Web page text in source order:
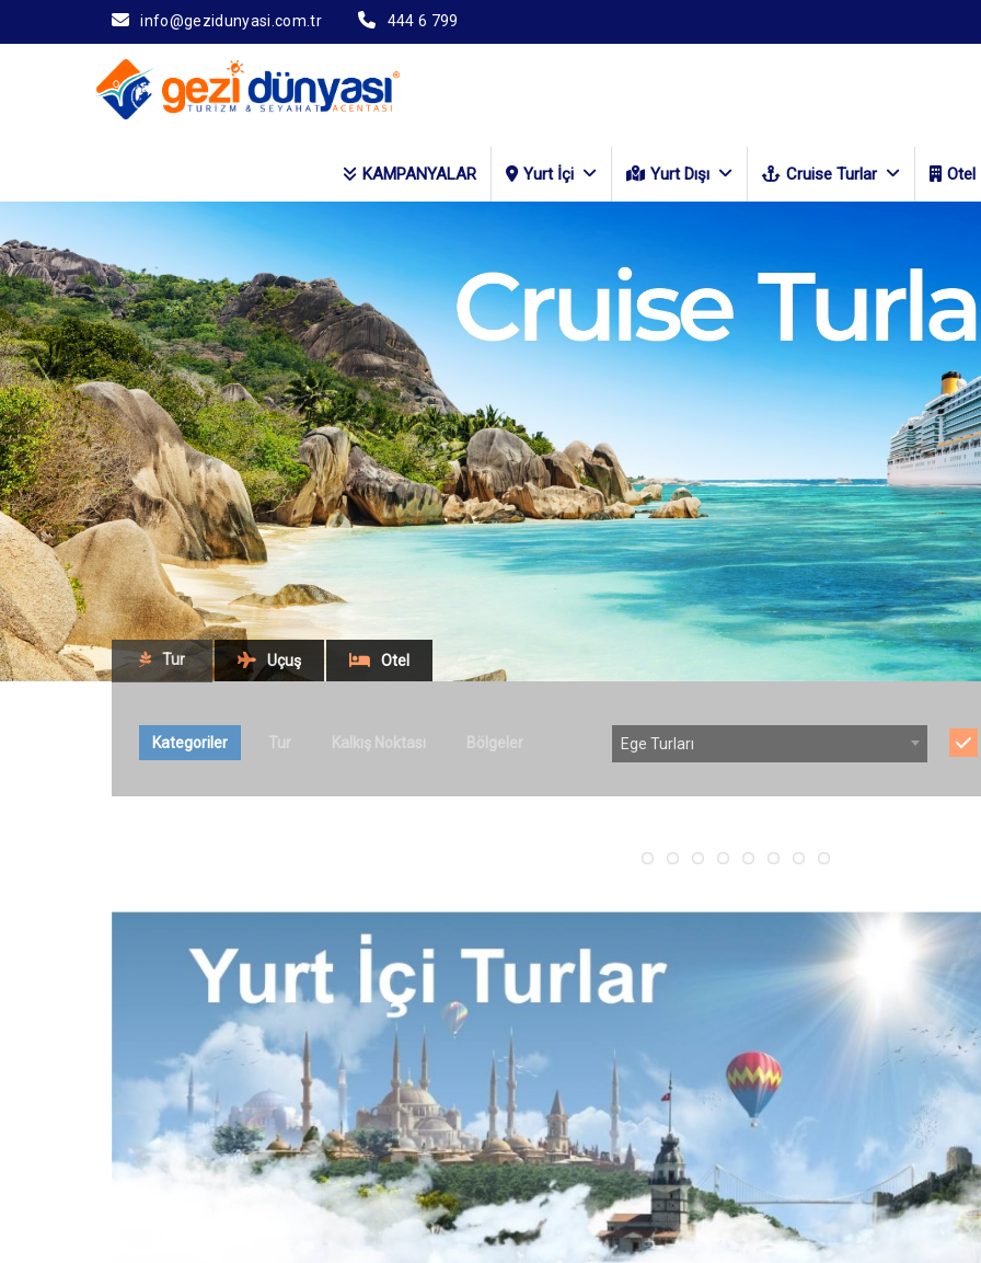
info@gezidunyasi.com.tr 444 6 799
KAMPANYALAR Yurt İçi Yurt Dışı Cruise Turlar Otel
Tur Uçuş Otel
Kategoriler Tur Kalkış Noktası Bölgeler Ege Turları